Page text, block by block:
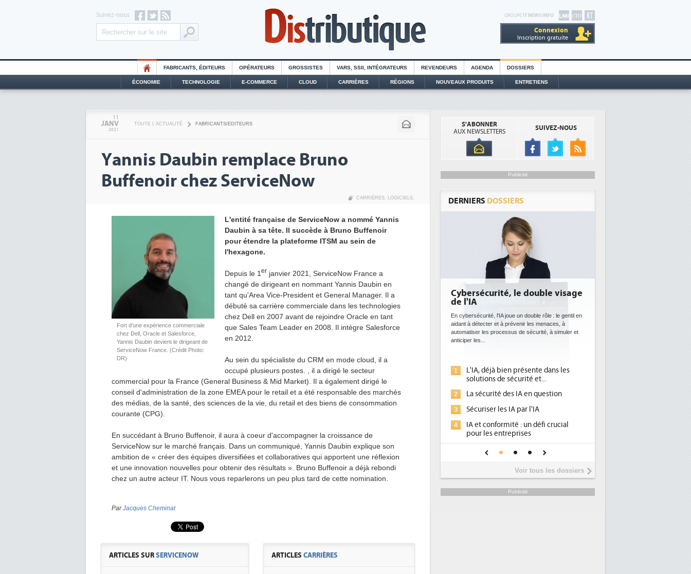
GROUPE IT NEWS INFO
Connexion
Inscription gratuite
Suivez-nous
FABRICANTS, ÉDITEURS OPÉRATEURS GROSSISTES VARS, SSII, INTÉGRATEURS REVENDEURS AGENDA DOSSIERS
ÉCONOMIE TECHNOLOGIE E-COMMERCE CLOUD CARRIÈRES RÉGIONS NOUVEAUX PRODUITS ENTRETIENS
11
JANV
2021
TOUTE L'ACTUALITÉ FABRICANTS/EDITEURS
Yannis Daubin remplace Bruno
Buffenoir chez ServiceNow
CARRIÈRES, LOGICIELS,
Fort d'une expérience commerciale
chez Dell, Oracle et Salesforce,
Yannis Daubin devient le dirigeant de
ServiceNow France. (Crédit Photo:
DR)
L'entité française de ServiceNow a nommé Yannis
Daubin à sa tête. Il succède à Bruno Buffenoir
pour étendre la plateforme ITSM au sein de
l'hexagone.
Depuis le 1 er janvier 2021, ServiceNow France a
changé de dirigeant en nommant Yannis Daubin en
tant qu'Area Vice-President et General Manager. Il a
débuté sa carrière commerciale dans les technologies
chez Dell en 2007 avant de rejoindre Oracle en tant
que Sales Team Leader en 2008. Il intègre Salesforce
en 2012.
Au sein du spécialiste du CRM en mode cloud, il a
occupé plusieurs postes. , il a dirigé le secteur
commercial pour la France (General Business & Mid Market). Il a également dirigé le
conseil d'administration de la zone EMEA pour le retail et a été responsable des marchés
des médias, de la santé, des sciences de la vie, du retail et des biens de consommation
courante (CPG).
En succédant à Bruno Buffenoir, il aura à coeur d'accompagner la croissance de
ServiceNow sur le marché français. Dans un communiqué, Yannis Daubin explique son
ambition de « créer des équipes diversifiées et collaboratives qui apportent une réflexion
et une innovation nouvelles pour obtenir des résultats ». Bruno Buffenoir a déjà rebondi
chez un autre acteur IT. Nous vous reparlerons un peu plus tard de cette nomination.
ParJacques Cheminat
ARTICLES SURSERVICENOW ARTICLESCARRIÈRES
S'ABONNER
AUX NEWSLETTERS
SUIVEZ-NOUS
Publicité
DERNIERS DOSSIERS
Cybersécurité, le double visage
de l'IA
En cybersécurité, l'IA joue un double rôle : le gentil en
aidant à détecter et à prévenir les menaces, à
automatiser les processus de sécurité, à simuler et
1
L'IA, déjà bien présente dans les
solutions de sécurité et...
2 La sécurité des IA en question
Sécuriser les IA par l'IA
IA et conformité : un défi crucial
5
Une IA de confiance pour une IA
plus sûre ?
DEE: l'efficacité énergétique
bientôt une obligation pour les
datacenters
Des datacenters plus durables et plus efficaces, c'est
ce que recherchent les pouvoirs publics européens
1
Qu'est-ce que la DEE (directive
d'efficacité énergétique) ?
2
DEE, une pression administrative
place pour répondre à...
Phocea DC dans les cordes pour la
DEE
Interview de Fabrice Coquio,
président de Digital Realty...
6
Trimestriels IBM : L'activité logicielle
soutient les...
Voir tous les dossiers
Publicité